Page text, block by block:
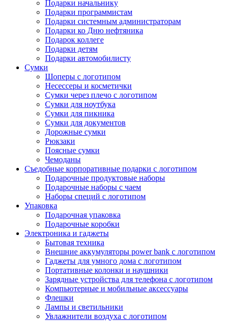
Подарки начальнику
Подарки программистам
Подарки системным администраторам
Подарки ко Дню нефтяника
Подарок коллеге
Подарки детям
Подарки автомобилисту
Сумки
Шоперы с логотипом
Несессеры и косметички
Сумки через плечо с логотипом
Сумки для ноутбука
Сумки для пикника
Сумки для документов
Дорожные сумки
Рюкзаки
Поясные сумки
Чемоданы
Съедобные корпоративные подарки с логотипом
Подарочные продуктовые наборы
Подарочные наборы с чаем
Наборы специй с логотипом
Упаковка
Подарочная упаковка
Подарочные коробки
Электроника и гаджеты
Бытовая техника
Внешние аккумуляторы power bank с логотипом
Гаджеты для умного дома с логотипом
Портативные колонки и наушники
Зарядные устройства для телефона с логотипом
Компьютерные и мобильные аксессуары
Флешки
Лампы и светильники
Увлажнители воздуха с логотипом